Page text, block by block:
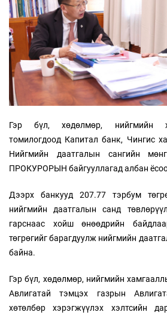
Гэр бүл, хөдөлмөр, нийгмийн
томилогдоод Капитал банк, Чингис
Нийгмийн даатгалын сангийн
ПРОКУРОРЫН байгууллагад албан
Дээрх банкууд 207.77 тэрбум
нийгмийн даатгалын санд
гарснаас хойш өнөөдрийн
төгрөгийг барагдуулж нийгмийн
байна.
Гэр бүл, хөдөлмөр, нийгмийн
Авлигатай тэмцэх газрын
хөтөлбөр хэрэгжүүлэх хэлтсийн